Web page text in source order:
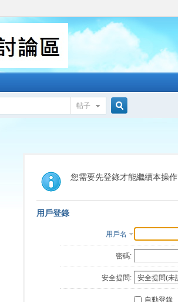
帖子
索
您需要先登錄才能繼續本操作
用戶登錄
用戶名
密碼:
安全提問:
自動登錄